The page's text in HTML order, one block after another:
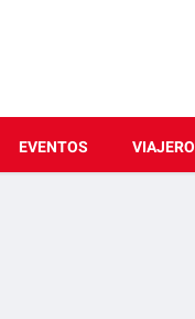
EVENTOS VIAJERO